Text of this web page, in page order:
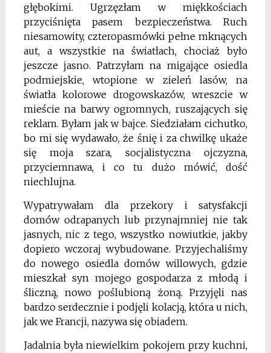
głębokimi. Ugrzęzłam w miękkościach
przyciśnięta pasem bezpieczeństwa. Ruch
niesamowity, czteropasmówki pełne mknących
aut, a wszystkie na światłach, chociaż było
jeszcze jasno. Patrzyłam na migające osiedla
podmiejskie, wtopione w zieleń lasów, na
światła kolorowe drogowskazów, wreszcie w
mieście na barwy ogromnych, ruszających się
reklam. Byłam jak w bajce. Siedziałam cichutko,
bo mi się wydawało, że śnię i za chwilkę ukaże
się moja szara, socjalistyczna ojczyzna,
przyciemnawa, i co tu dużo mówić, dość
niechlujna.
Wypatrywałam dla przekory i satysfakcji
domów odrapanych lub przynajmniej nie tak
jasnych, nic z tego, wszystko nowiutkie, jakby
dopiero wczoraj wybudowane. Przyjechaliśmy
do nowego osiedla domów willowych, gdzie
mieszkał syn mojego gospodarza z młodą i
śliczną, nowo poślubioną żoną. Przyjęli nas
bardzo serdecznie i podjęli kolacją, która u nich,
jak we Francji, nazywa się obiadem.
Jadalnia była niewielkim pokojem przy kuchni,